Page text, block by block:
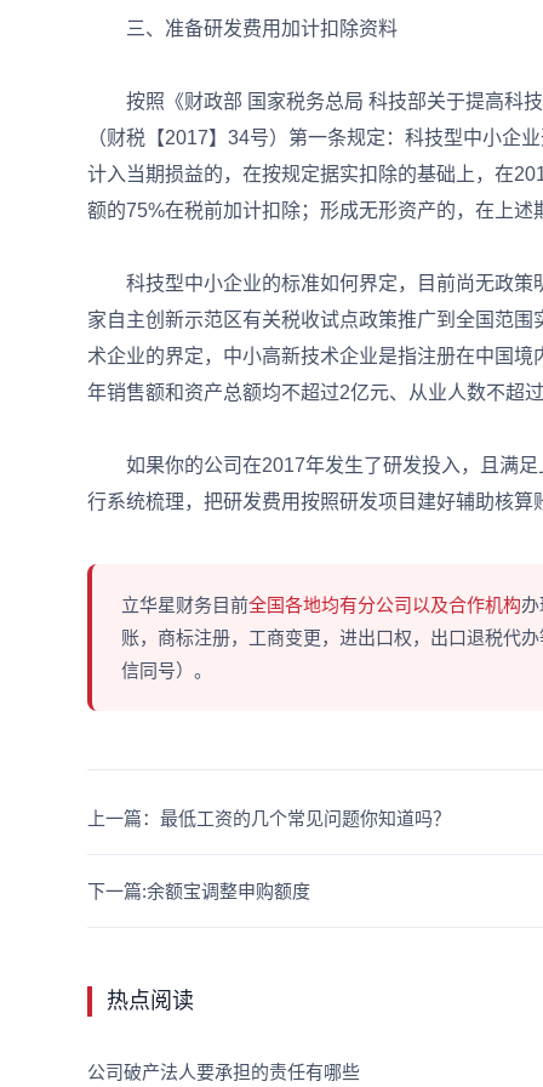
三、准备研发费用加计扣除资料
按照《财政部 国家税务总局 科技部关于提高科技
（财税【2017】34号）第一条规定：科技型中小企
计入当期损益的，在按规定据实扣除的基础上，在
额的75%在税前加计扣除；形成无形资产的，在上
科技型中小企业的标准如何界定，目前尚无政策
家自主创新示范区有关税收试点政策推广到全国范
术企业的界定，中小高新技术企业是指注册在中国
年销售额和资产总额均不超过2亿元、从业人数不超
如果你的公司在2017年发生了研发投入，且满足
行系统梳理，把研发费用按照研发项目建好辅助核
立华星财务目前全国各地均有分公司以及合作机构
账，商标注册，工商变更，进出口权，出口退税代
信同号）。
下一篇:余额宝调整申购额度
上一篇：最低工资的几个常见问题你知道吗？
热点阅读
公司破产法人要承担的责任有哪些